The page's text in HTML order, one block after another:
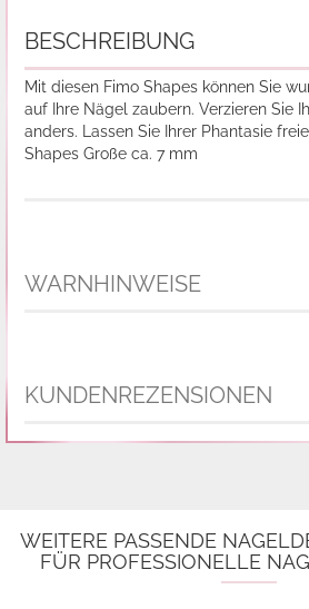
BESCHREIBUNG
Mit diesen Fimo Shapes können Sie
auf Ihre Nägel zaubern. Verzieren Sie
anders. Lassen Sie Ihrer Phantasie
Shapes Große ca. 7 mm
WARNHINWEISE
KUNDENREZENSIONEN
WEITERE PASSENDE
FÜR PROFESSIONELLE